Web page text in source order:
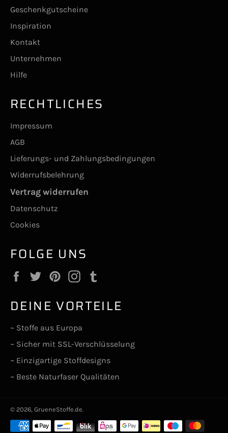
Geschenkgutscheine
Inspiration
Kontakt
Unternehmen
Hilfe
RECHTLICHES
Impressum
AGB
Lieferungs- und Zahlungsbedingungen
Widerrufsbelehrung
Vertrag widerrufen
Datenschutz
Cookies
FOLGE UNS
FacebookTwitterPinterestInstagram
DEINE VORTEILE
~ Stoffe aus Europa
~ Sicher mit SSL-Verschlüsselung
~ Einzigartige Stoffdesigns
~ Beste Naturfaser Qualitäten
© 2026, GrueneStoffe.de.
Zahlungsarten